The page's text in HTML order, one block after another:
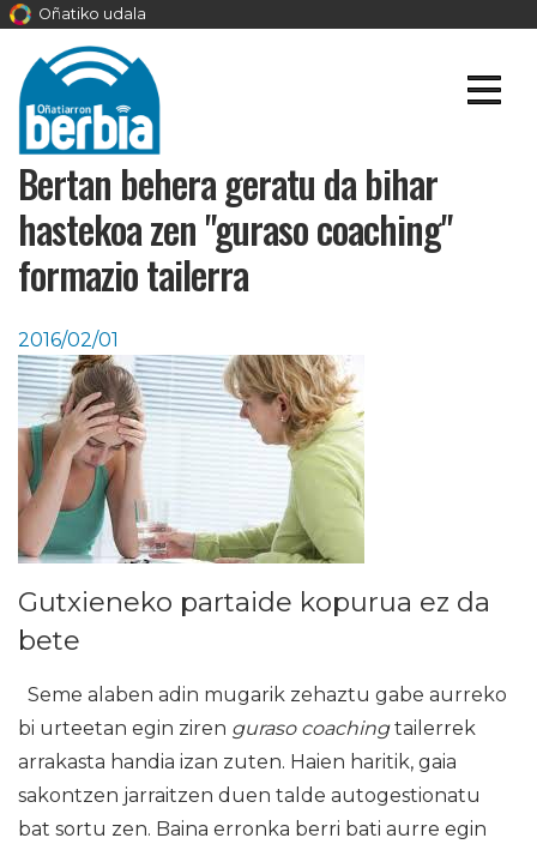
Oñatiko udala
Bertan behera geratu da bihar
hastekoa zen "guraso coaching"
formazio tailerra
2016/02/01
Gutxieneko partaide kopurua ez da
bete
Seme alaben adin mugarik zehaztu gabe aurreko
bi urteetan egin ziren guraso coachingtailerrek
arrakasta handia izan zuten. Haien haritik, gaia
sakontzen jarraitzen duen talde autogestionatu
bat sortu zen. Baina erronka berri bati aurre egin